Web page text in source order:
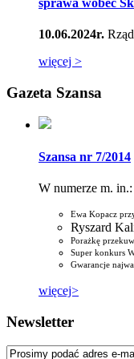
10.06.2024r.
więcej >
Gazeta Szansa
Szansa nr 7/2014
W numerze m. in.:
Ewa Kopacz
Ryszard
Porażkę
Super konkurs
Gwarancje
więcej>
Newsletter